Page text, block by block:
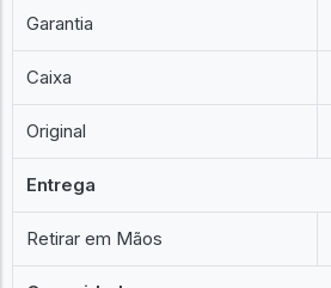
Garantia
Caixa
Original
Entrega
Retirar em Mãos